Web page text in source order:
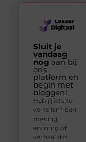
Sluit je
vandaag
nog aan bij
ons
platform en
begin met
bloggen!
Heb jij iets te
vertellen? Een
mening,
ervaring of
verhaal dat